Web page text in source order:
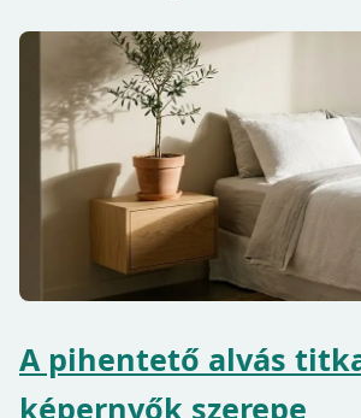
A pihentető alvás
képernyők szerepe